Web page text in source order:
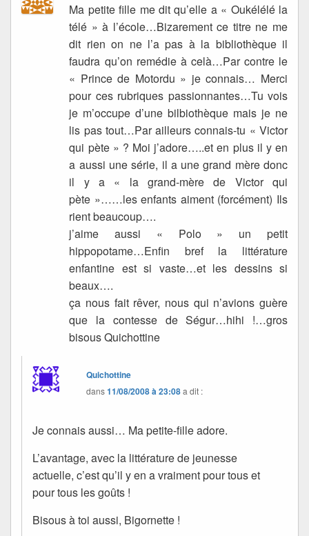
Ma petite fille me dit qu’elle a « Oukélélé la
télé » à l’école…Bizarement ce titre ne me
dit rien on ne l’a pas à la bibliothèque il
faudra qu’on remédie à celà…Par contre le
« Prince de Motordu » je connais… Merci
pour ces rubriques passionnantes…Tu vois
je m’occupe d’une bilbiothèque mais je ne
lis pas tout…Par ailleurs connais-tu « Victor
qui pète » ? Moi j’adore…..et en plus il y en
a aussi une série, il a une grand mère donc
il y a « la grand-mère de Victor qui
pète »……les enfants aiment (forcément) Ils
rient beaucoup….
j’aime aussi « Polo » un petit
hippopotame…Enfin bref la littérature
enfantine est si vaste…et les dessins si
beaux….
ça nous fait rêver, nous qui n’avions guère
que la contesse de Ségur…hihi !…gros
bisous Quichottine
Quichottine
dans11/08/2008 à 23:08a dit :
Je connais aussi… Ma petite-fille adore.
L’avantage, avec la littérature de jeunesse
actuelle, c’est qu’il y en a vraiment pour tous et
pour tous les goûts !
Bisous à toi aussi, Bigornette !